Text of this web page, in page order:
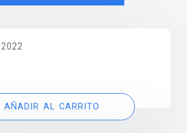
AÑADIR AL CARRITO